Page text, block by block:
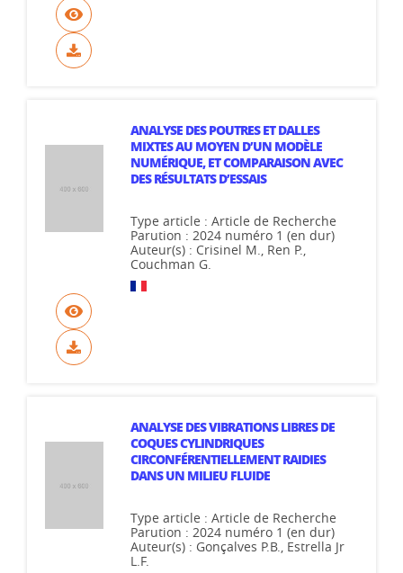
ANALYSE DES POUTRES ET DALLES
MIXTES AU MOYEN D’UN MODÈLE
NUMÉRIQUE, ET COMPARAISON AVEC
DES RÉSULTATS D’ESSAIS
Type article : Article de Recherche
Parution : 2024 numéro 1 (en dur)
Auteur(s) : Crisinel M., Ren P.,
Couchman G.
ANALYSE DES VIBRATIONS LIBRES DE
COQUES CYLINDRIQUES
CIRCONFÉRENTIELLEMENT RAIDIES
DANS UN MILIEU FLUIDE
Type article : Article de Recherche
Parution : 2024 numéro 1 (en dur)
Auteur(s) : Gonçalves P.B., Estrella Jr
L.F.